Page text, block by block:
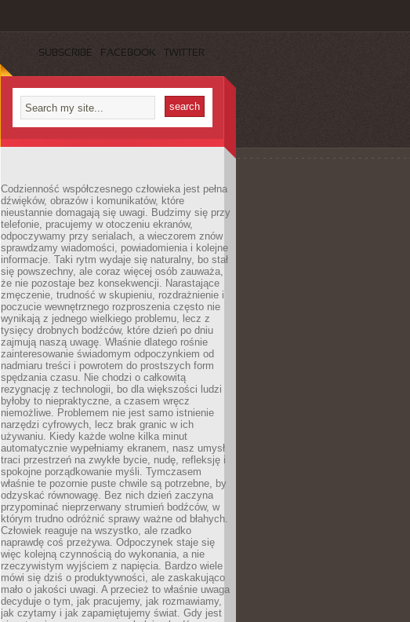
SUBSCRIBE FACEBOOK TWITTER
Codzienność współczesnego człowieka jest pełna
dźwięków, obrazów i komunikatów, które
nieustannie domagają się uwagi. Budzimy się przy
telefonie, pracujemy w otoczeniu ekranów,
odpoczywamy przy serialach, a wieczorem znów
sprawdzamy wiadomości, powiadomienia i kolejne
informacje. Taki rytm wydaje się naturalny, bo stał
się powszechny, ale coraz więcej osób zauważa,
że nie pozostaje bez konsekwencji. Narastające
zmęczenie, trudność w skupieniu, rozdrażnienie i
poczucie wewnętrznego rozproszenia często nie
wynikają z jednego wielkiego problemu, lecz z
tysięcy drobnych bodźców, które dzień po dniu
zajmują naszą uwagę. Właśnie dlatego rośnie
zainteresowanie świadomym odpoczynkiem od
nadmiaru treści i powrotem do prostszych form
spędzania czasu. Nie chodzi o całkowitą
rezygnację z technologii, bo dla większości ludzi
byłoby to niepraktyczne, a czasem wręcz
niemożliwe. Problemem nie jest samo istnienie
narzędzi cyfrowych, lecz brak granic w ich
używaniu. Kiedy każde wolne kilka minut
automatycznie wypełniamy ekranem, nasz umysł
traci przestrzeń na zwykłe bycie, nudę, refleksję i
spokojne porządkowanie myśli. Tymczasem
właśnie te pozornie puste chwile są potrzebne, by
odzyskać równowagę. Bez nich dzień zaczyna
przypominać nieprzerwany strumień bodźców, w
którym trudno odróżnić sprawy ważne od błahych.
Człowiek reaguje na wszystko, ale rzadko
naprawdę coś przeżywa. Odpoczynek staje się
więc kolejną czynnością do wykonania, a nie
rzeczywistym wyjściem z napięcia. Bardzo wiele
mówi się dziś o produktywności, ale zaskakująco
mało o jakości uwagi. A przecież to właśnie uwaga
decyduje o tym, jak pracujemy, jak rozmawiamy,
jak czytamy i jak zapamiętujemy świat. Gdy jest